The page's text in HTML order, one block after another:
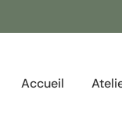
Accueil